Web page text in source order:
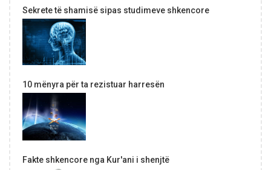
Sekrete të shamisë sipas studimeve shkencore
10 mënyra për ta rezistuar harresën
Fakte shkencore nga Kur'ani i shenjtë